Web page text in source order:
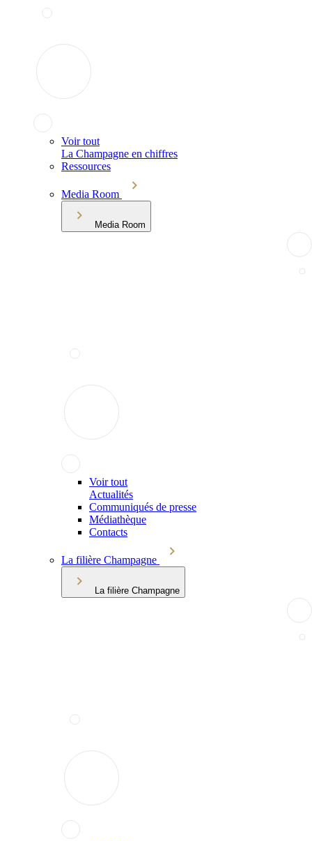
Voir tout
La Champagne en chiffres
Ressources
Media Room
Media Room
Voir tout
Actualités
Communiqués de presse
Médiathèque
Contacts
La filière Champagne
La filière Champagne